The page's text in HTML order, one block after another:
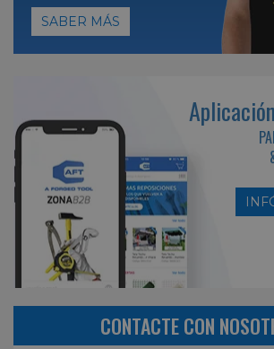
SABER MÁS
CONTACTE CON